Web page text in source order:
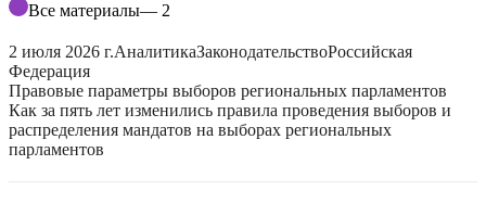
Все материалы— 2
2 июля 2026 г.АналитикаЗаконодательствоРоссийская
Федерация
Правовые параметры выборов региональных парламентов
Как за пять лет изменились правила проведения выборов и
распределения мандатов на выборах региональных
парламентов